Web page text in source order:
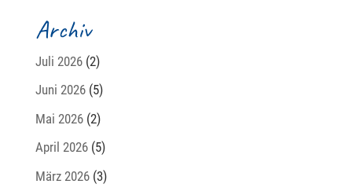
Archiv
Juli 2026(2)
Juni 2026(5)
Mai 2026(2)
April 2026(5)
März 2026(3)